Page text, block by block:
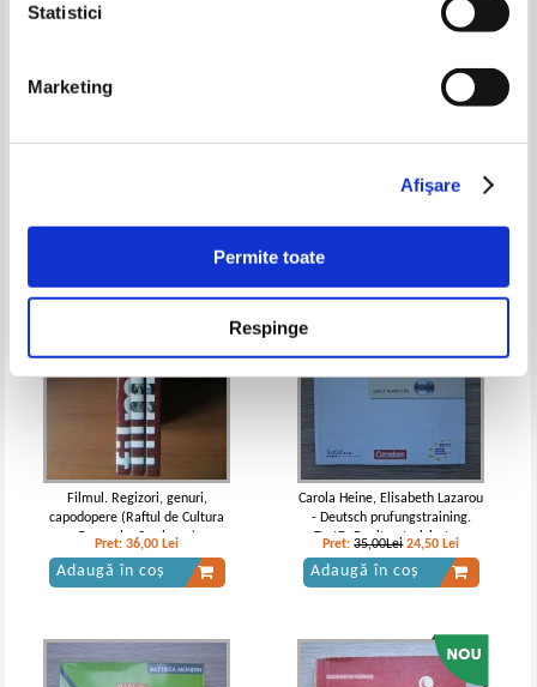
Statistici
Marketing
Afişare
Permite toate
Respinge
European electricity. Flashback
Pret:70,00Lei 28,00 Lei
Charles Panati - Cartea
Pret:43,00Lei 27,95 Lei
Filmul. Regizori, genuri,
capodopere (Raftul de Cultura
Generala, 3 volume)
Pret:36,00 Lei
Adaugă în coș
Carola Heine, Elisabeth Lazarou
- Deutsch prufungstraining.
TestDaF mit autorisiertem
modelltest und 2 audio-CDs
Pret:35,00Lei 24,50 Lei
Adaugă în coș